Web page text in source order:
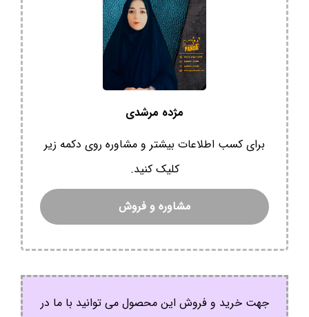
مژده مرشدی
برای کسب اطلاعات بیشتر و مشاوره روی دکمه زیر
کلیک کنید.
مشاوره و فروش
جهت خرید و فروش این محصول می توانید با ما در